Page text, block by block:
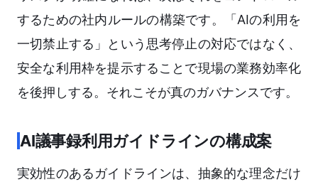
するための社内ルールの構築です。「AIの利用を
一切禁止する」という思考停止の対応ではなく、
安全な利用枠を提示することで現場の業務効率化
を後押しする。それこそが真のガバナンスです。
AI議事録利用ガイドラインの構成案
実効性のあるガイドラインは、抽象的な理念だけ